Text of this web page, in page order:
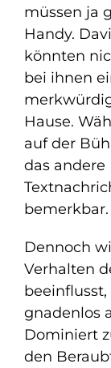
müssen ja
Handy.
könnten
bei ihnen
Hause.
auf der
das andere
bemerkbar.
Dennoch
Verhalten
gnadenlos
Dominiert
den